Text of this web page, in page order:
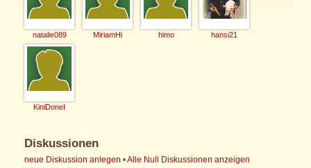
natalie089 MiriamHi himo hansi21
KiniDoneI
Diskussionen
neue Diskussion anlegen •Alle Null Diskussionen anzeigen